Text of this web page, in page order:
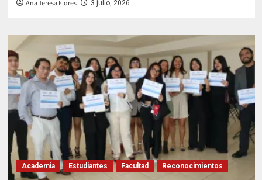
Ana Teresa Flores 3 julio, 2026
Academia Estudiantes Facultad Reconocimientos